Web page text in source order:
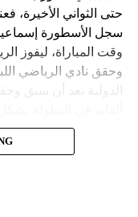
وقت المباراة، ليفوز
وحقق نادي الرياضي
عن صاحب المركز
البطولة وخلفهما فريق